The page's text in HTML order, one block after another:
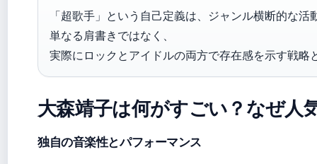
「超歌手」という自己定義は、ジャンル横断的な活
単なる肩書きではなく、
実際にロックとアイドルの両方で存在感を示す戦略
大森靖子は何がすごい？なぜ人
独自の音楽性とパフォーマンス